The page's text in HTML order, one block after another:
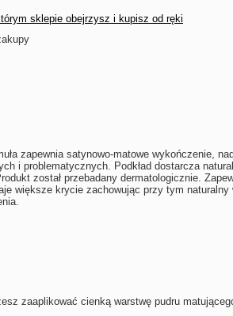
sklepie obejrzysz i kupisz od ręki
zapewnia satynowo-matowe wykończenie,
i problematycznych. Podkład dostarcza
został przebadany dermatologicznie.
większe krycie zachowując przy tym naturalny
zaaplikować cienką warstwę pudru